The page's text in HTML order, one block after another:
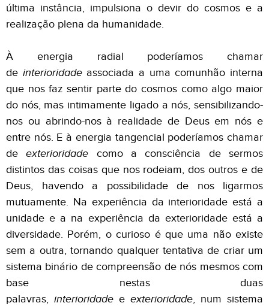
última instância, impulsiona o devir do cosmos e a
realização plena da humanidade.
À energia radial poderíamos chamar
de interioridadeassociada a uma comunhão interna
que nos faz sentir parte do cosmos como algo maior
do nós, mas intimamente ligado a nós, sensibilizando-
nos ou abrindo-nos à realidade de Deus em nós e
entre nós. E à energia tangencial poderíamos chamar
deexterioridade como a consciência de sermos
distintos das coisas que nos rodeiam, dos outros e de
Deus, havendo a possibilidade de nos ligarmos
mutuamente. Na experiência da interioridade está a
unidade e a na experiência da exterioridade está a
diversidade. Porém, o curioso é que uma não existe
sem a outra, tornando qualquer tentativa de criar um
sistema binário de compreensão de nós mesmos com
base nestas duas
palavras, interioridade e exterioridade, num sistema